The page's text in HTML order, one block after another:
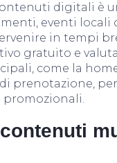
digitali è
eventi locali
in tempi
gratuito e
come la
prenotazione,
promozionali.